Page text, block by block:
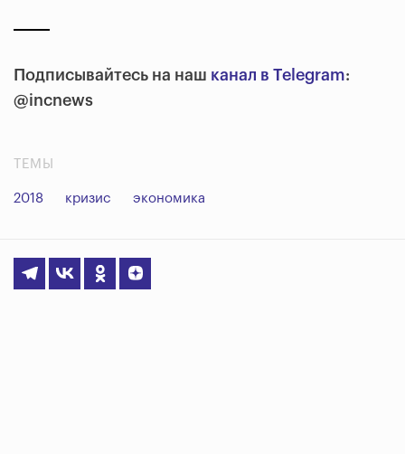
Подписывайтесь на наш канал в Telegram:
@incnews
ТЕМЫ
2018 кризис экономика